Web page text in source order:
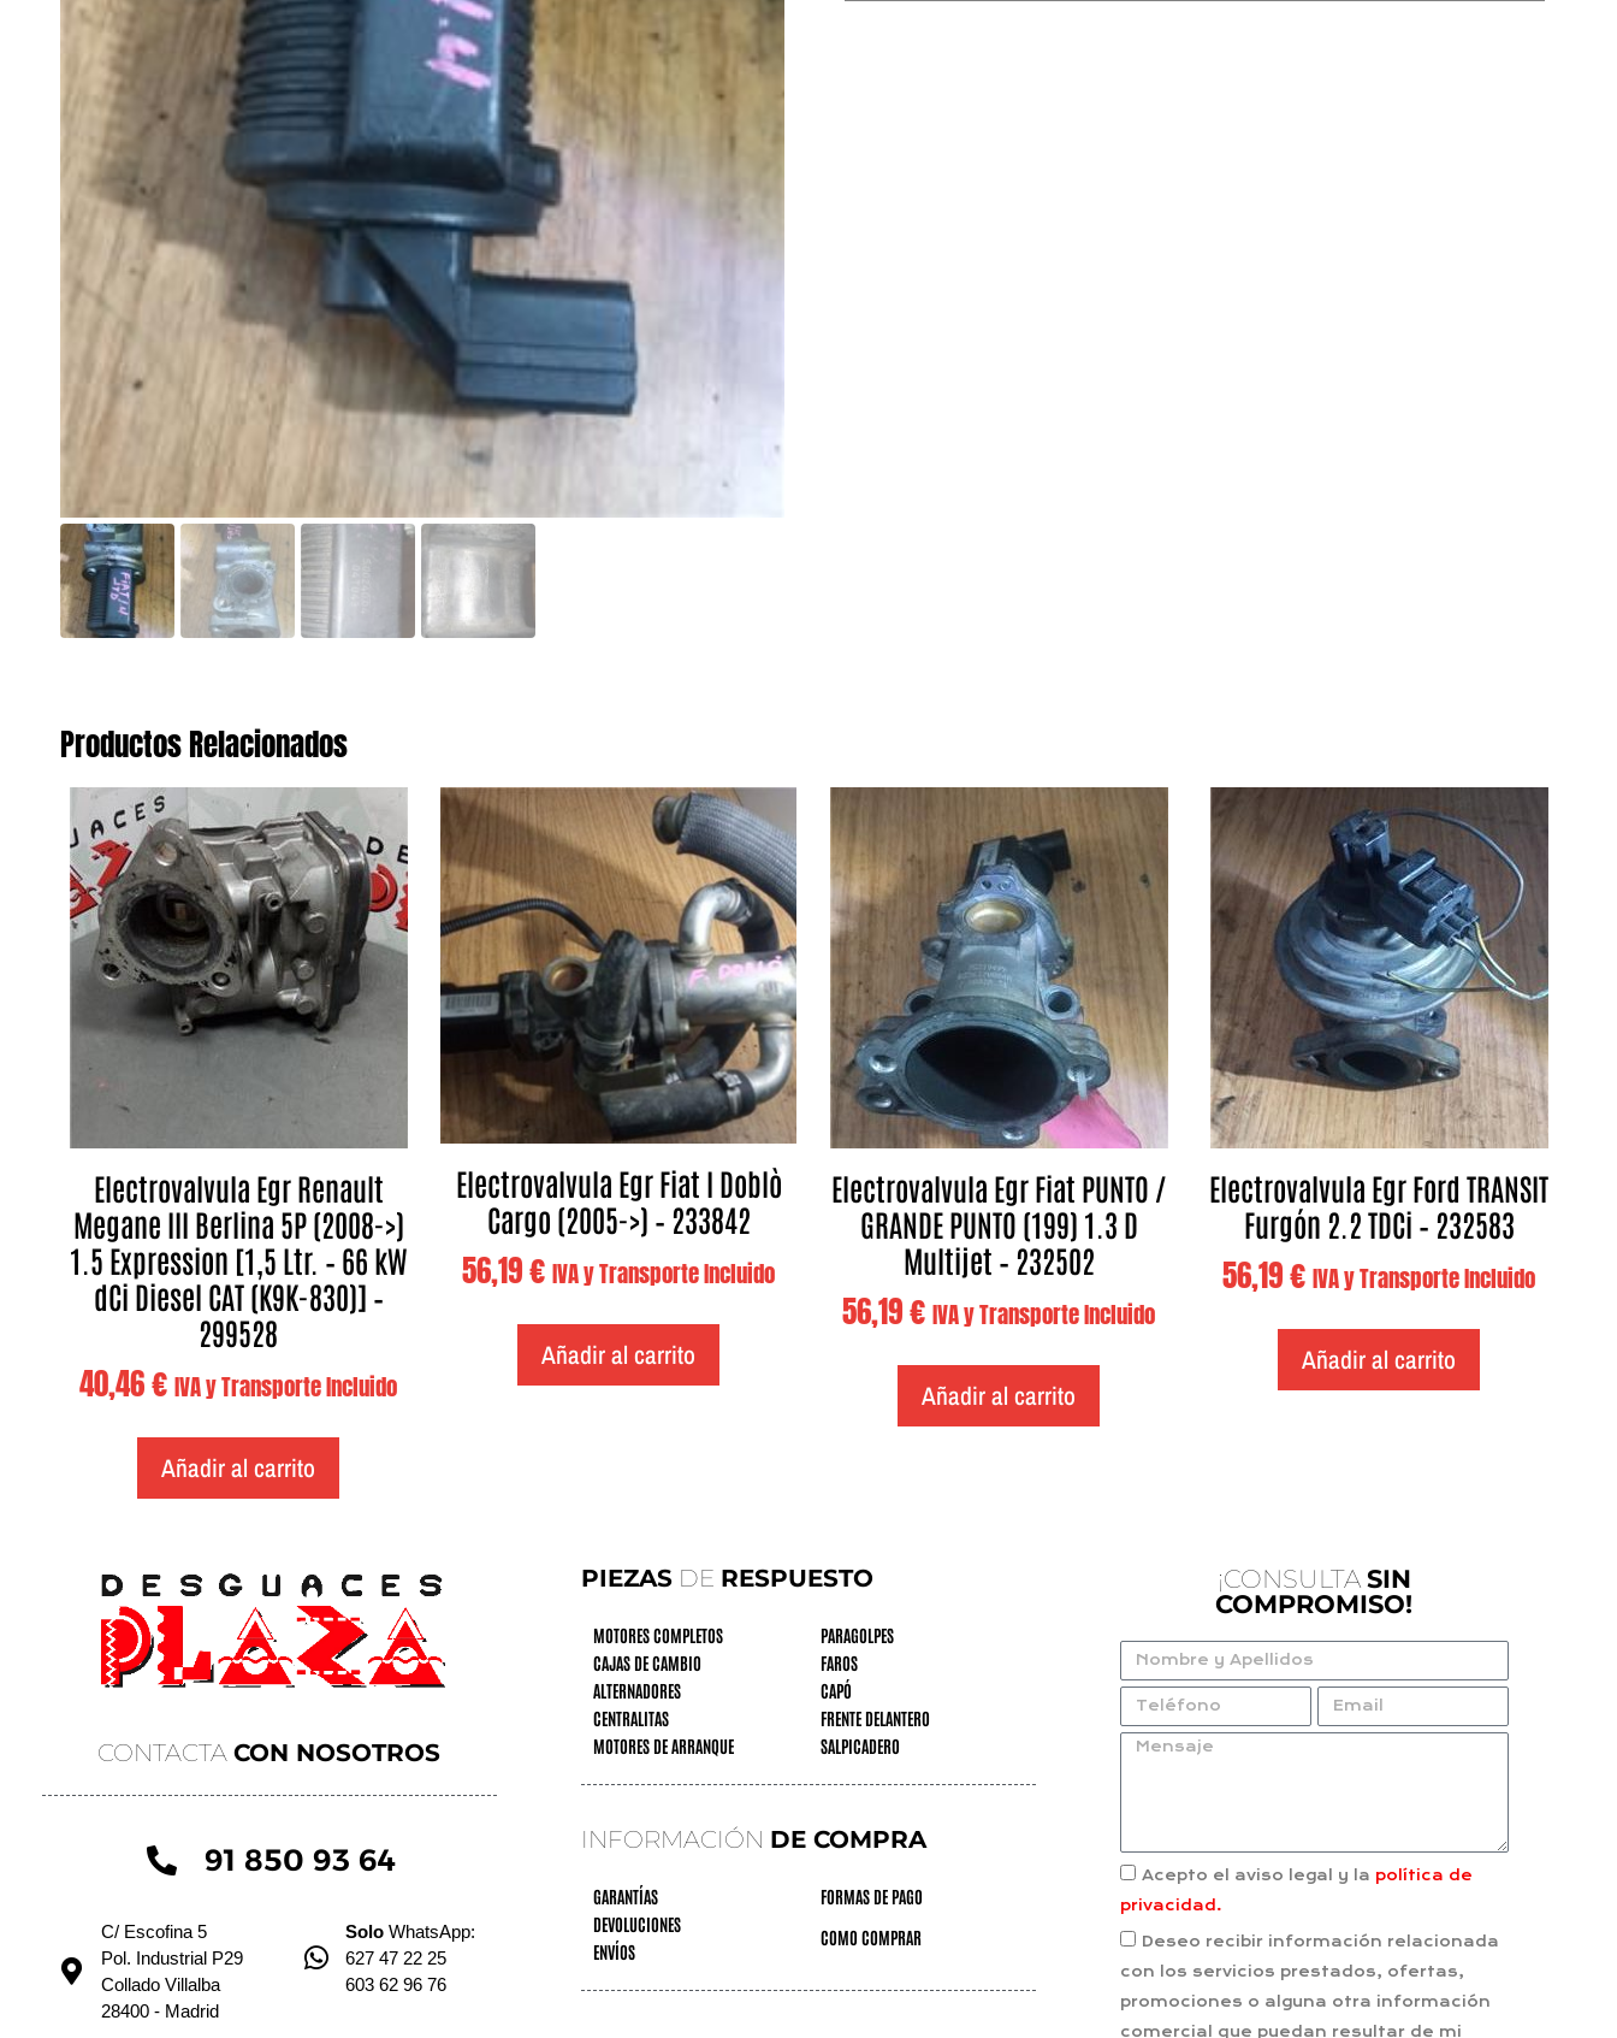
Productos Relacionados
Electrovalvula Egr Renault
Megane III Berlina 5P (2008->)
1.5 Expression [1,5 Ltr. – 66 kW
dCi Diesel CAT (K9K-830)] –
299528
40,46€ IVA y Transporte Incluido
Añadir al carrito
Electrovalvula Egr Fiat I Doblò
Cargo (2005->) – 233842
56,19€ IVA y Transporte Incluido
Añadir al carrito
Electrovalvula Egr Fiat PUNTO /
GRANDE PUNTO (199) 1.3 D
Multijet – 232502
56,19€ IVA y Transporte Incluido
Añadir al carrito
Electrovalvula Egr Ford TRANSIT
Furgón 2.2 TDCi – 232583
56,19€ IVA y Transporte Incluido
Añadir al carrito
CONTACTACON NOSOTROS
91 850 93 64
C/ Escofina 5
Pol. Industrial P29
Collado Villalba
28400 - Madrid
Solo WhatsApp:
627 47 22 25
603 62 96 76
PIEZASDE RESPUESTO
MOTORES COMPLETOS
CAJAS DE CAMBIO
ALTERNADORES
CENTRALITAS
MOTORES DE ARRANQUE
PARAGOLPES
FAROS
CAPÓ
FRENTE DELANTERO
SALPICADERO
INFORMACIÓN DE COMPRA
GARANTÍAS
DEVOLUCIONES
ENVÍOS
FORMAS DE PAGO
COMO COMPRAR
¡CONSULTA SIN
COMPROMISO!
Acepto el aviso legal y la política de
privacidad.
Deseo recibir información relacionada
con los servicios prestados, ofertas,
promociones o alguna otra información
comercial que puedan resultar de mi